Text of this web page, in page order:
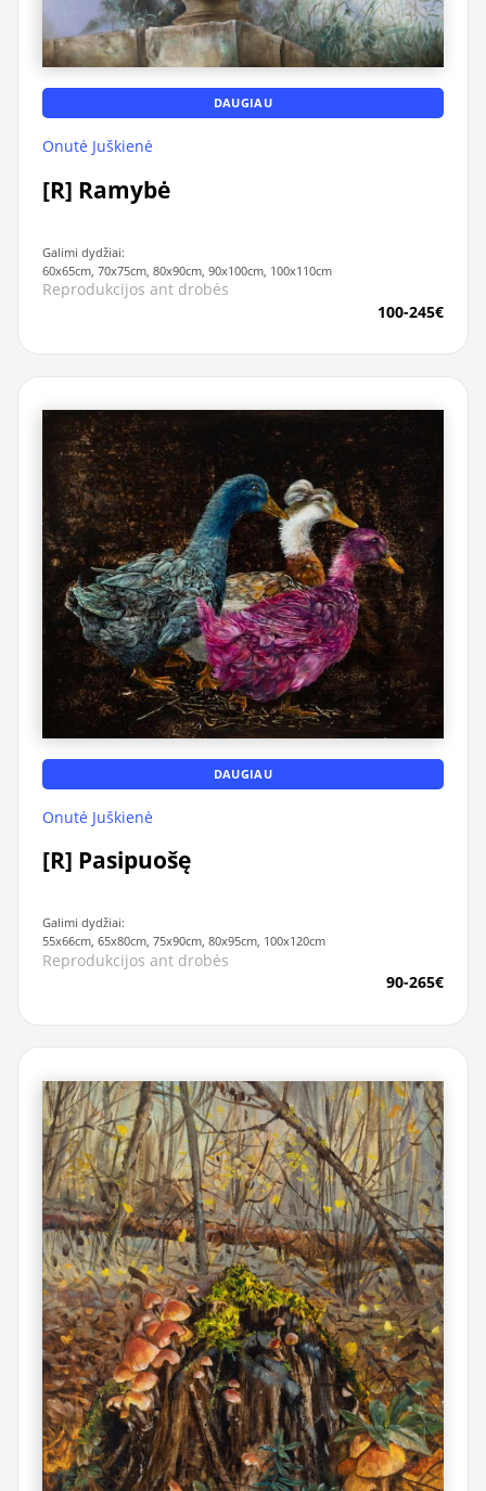
DAUGIAU
Onutė Juškienė
[R] Ramybė
Galimi dydžiai:
60x65cm, 70x75cm, 80x90cm, 90x100cm, 100x110cm
Reprodukcijos ant drobės
100-245€
DAUGIAU
Onutė Juškienė
[R] Pasipuošę
Galimi dydžiai:
55x66cm, 65x80cm, 75x90cm, 80x95cm, 100x120cm
Reprodukcijos ant drobės
90-265€